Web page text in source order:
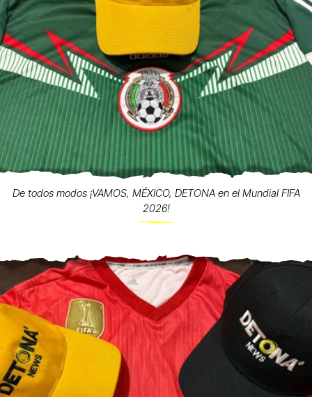
De todos modos ¡VAMOS, MÉXICO, DETONA en el Mundial FIFA
2026!